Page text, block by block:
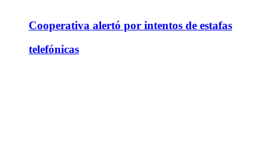
Cooperativa alertó por intentos de estafas
telefónicas